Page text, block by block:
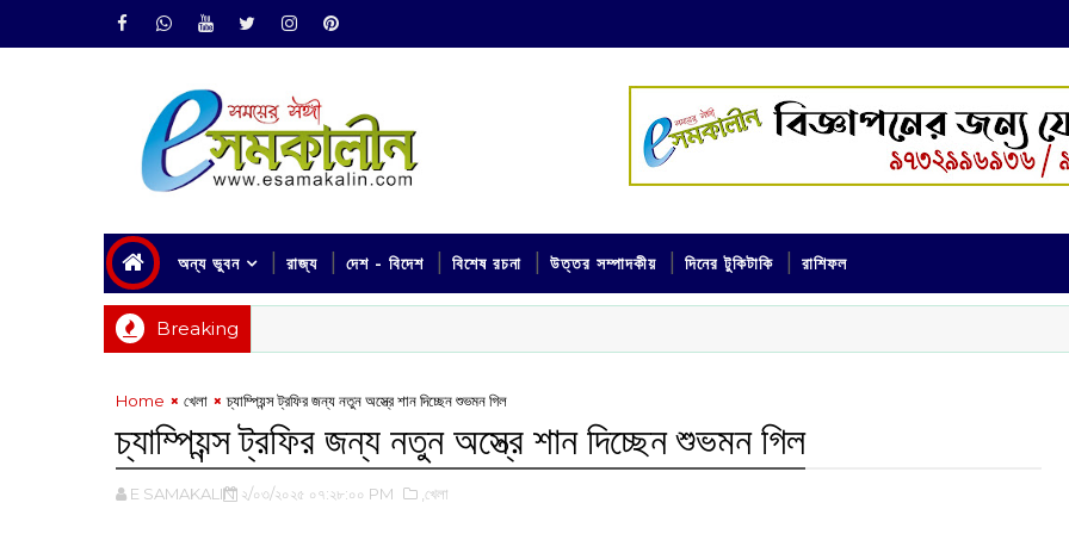
অন্য ভুবন রাজ্য দেশ - বিদেশ বিশেষ রচনা উত্তর সম্পাদকীয় দিনের টুকিটাকি রাশিফল
Breaking
Home খেলা চ্যাম্পিয়ন্স ট্রফির জন্য নতুন অস্ত্রে শান দিচ্ছেন শুভমন গিল
চ্যাম্পিয়ন্স ট্রফির জন্য নতুন অস্ত্রে শান দিচ্ছেন শুভমন গিল
E SAMAKALIN ২/০৩/২০২৫ ০৭:২৮:০০ PM ,খেলা